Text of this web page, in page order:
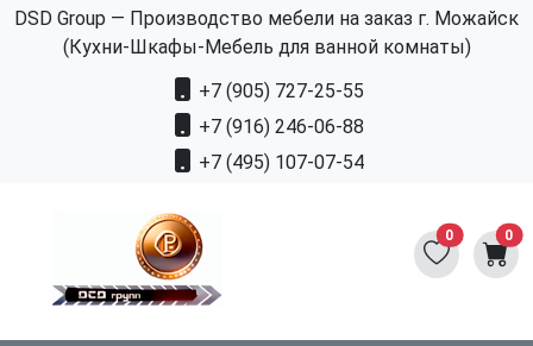
DSD Group — Производство мебели на заказ г. Можайск
(Кухни-Шкафы-Мебель для ванной комнаты)
+7 (905) 727-25-55
+7 (916) 246-06-88
+7 (495) 107-07-54
0 0